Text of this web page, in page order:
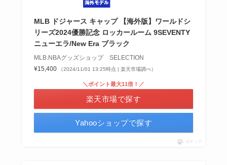
MLB ドジャース キャップ 【海外版】ワールドシ
リーズ2024優勝記念 ロッカールーム 9SEVENTY
ニューエラ/New Era ブラック
MLB.NBAグッズショップ SELECTION
¥15,400
（2024/11/01 13:25時点 | 楽天市場調べ）
＼ポイント最大11倍！／
楽天市場で探す
Yahooショップで探す
ポチップ